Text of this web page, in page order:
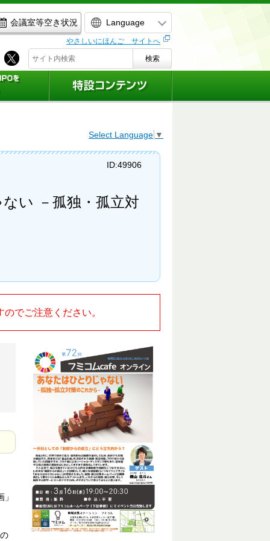
会議室等空き状況 Language
やさしいにほんご サイトへ
検索
Select Language ▼
い －孤独・孤立対
ID:49906
でご注意ください。